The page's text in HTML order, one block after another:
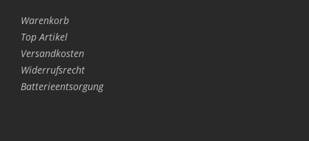
Warenkorb
Top Artikel
Versandkosten
Widerrufsrecht
Batterieentsorgung